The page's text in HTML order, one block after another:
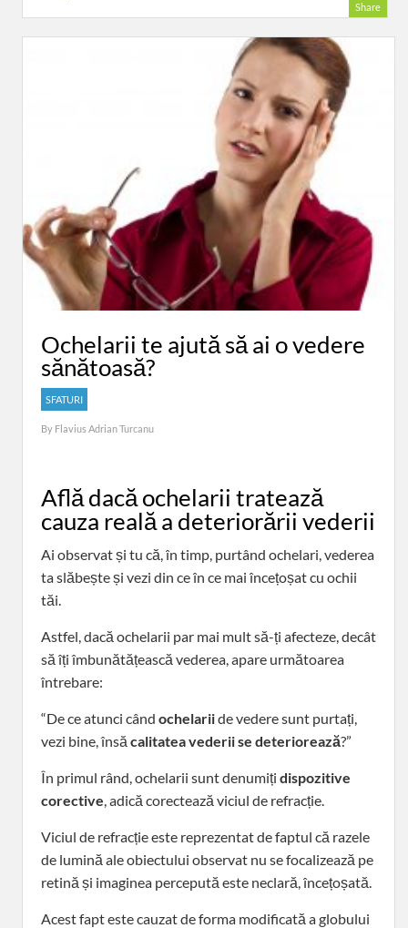
Share
Ochelarii te ajută să ai o vedere
sănătoasă?
SFATURI
By Flavius Adrian Turcanu
Află dacă ochelarii tratează
cauza reală a deteriorării vederii
Ai observat și tu că, în timp, purtând ochelari, vederea
ta slăbește și vezi din ce în ce mai încețoșat cu ochii
tăi.
Astfel, dacă ochelarii par mai mult să-ți afecteze, decât
să îți îmbunătățească vederea, apare următoarea
întrebare:
“De ce atunci când ochelariide vedere sunt purtați,
vezi bine, însă calitateavederii se deteriorează?”
În primul rând, ochelarii sunt denumiți dispozitive
corective, adică corectează viciul de refracție.
Viciul de refracție este reprezentat de faptul că razele
de lumină ale obiectului observat nu se focalizează pe
retină și imaginea percepută este neclară, încețoșată.
Acest fapt este cauzat de forma modificată a globului